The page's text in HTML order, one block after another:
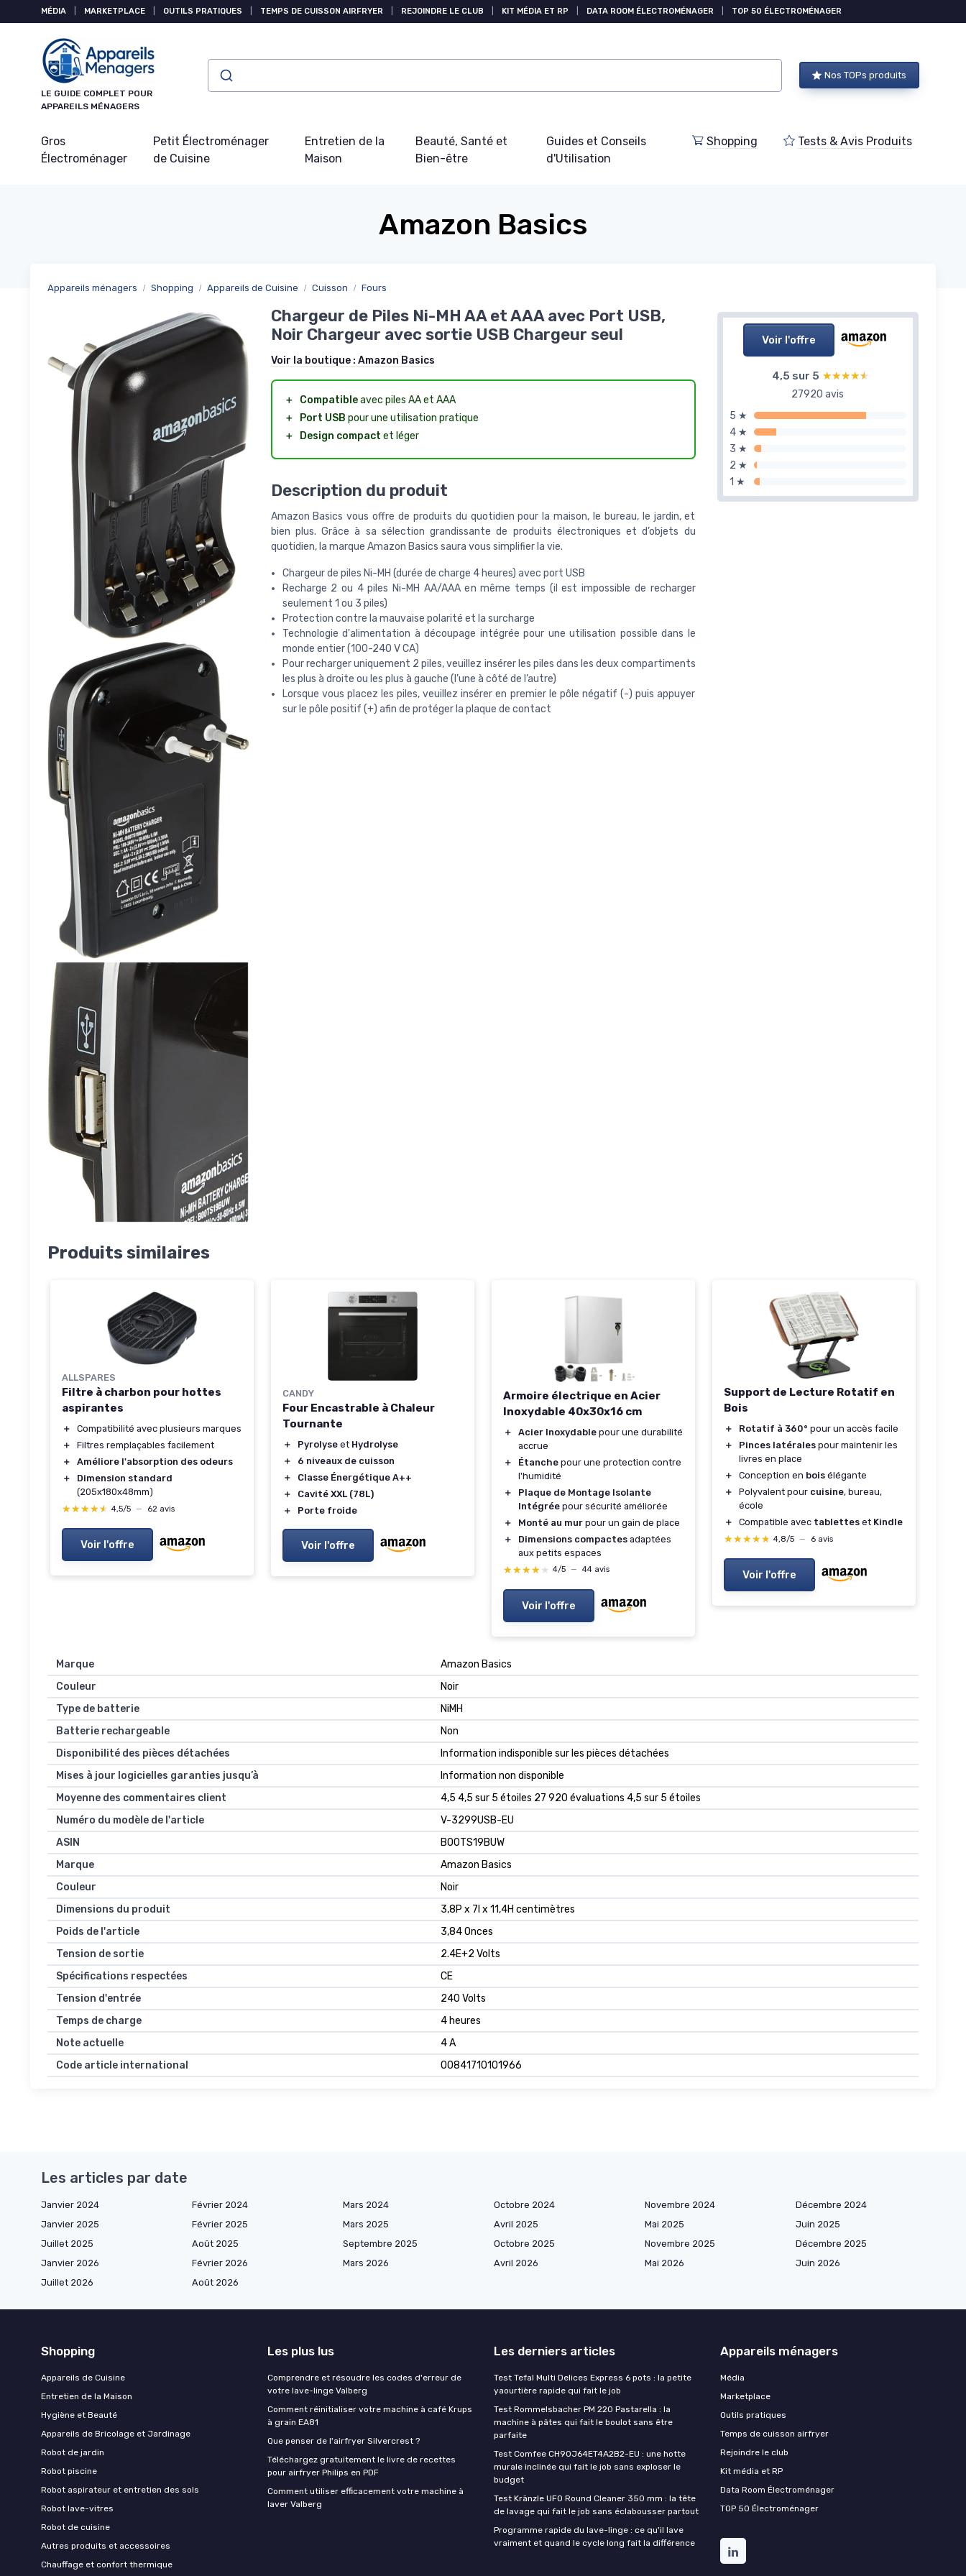
MÉDIA MARKETPLACE OUTILS PRATIQUES TEMPS DE CUISSON AIRFRYER REJOINDRE LE CLUB KIT MÉDIA ET RP DATA ROOM ÉLECTROMÉNAGER TOP 50 ÉLECTROMÉNAGER
LE GUIDE COMPLET POUR
APPAREILS MÉNAGERS
Nos TOPs produits
Gros
Électroménager
Petit Électroménager
de Cuisine
Entretien de la
Maison
Beauté, Santé et
Bien-être
Guides et Conseils
d'Utilisation
Shopping Tests & Avis Produits
Amazon Basics
Appareils ménagers Shopping Appareils de Cuisine Cuisson Fours
Voir l'offre
4,5 sur 5 ★★★★★
★★★★★
27920 avis
5 ★
4 ★
3 ★
2 ★
1 ★
Chargeur de Piles Ni-MH AA et AAA avec Port USB,
Noir Chargeur avec sortie USB Chargeur seul
Voir la boutique : Amazon Basics
＋ Compatibleavec piles AA et AAA
＋
Port USB pour une utilisation pratique
＋
Design compact et léger
Description du produit
Amazon Basics vous offre de produits du quotidien pour la maison, le bureau, le jardin, et
bien plus. Grâce à sa sélection grandissante de produits électroniques et d’objets du
quotidien, la marque Amazon Basics saura vous simplifier la vie.
Chargeur de piles Ni-MH (durée de charge 4 heures) avec port USB
Recharge 2 ou 4 piles Ni-MH AA/AAA en même temps (il est impossible de recharger
seulement 1 ou 3 piles)
Protection contre la mauvaise polarité et la surcharge
Technologie d'alimentation à découpage intégrée pour une utilisation possible dans le
monde entier (100-240 V CA)
Pour recharger uniquement 2 piles, veuillez insérer les piles dans les deux compartiments
les plus à droite ou les plus à gauche (l’une à côté de l’autre)
Lorsque vous placez les piles, veuillez insérer en premier le pôle négatif (-) puis appuyer
sur le pôle positif (+) afin de protéger la plaque de contact
Produits similaires
ALLSPARES
Filtre à charbon pour hottes
aspirantes
＋
Compatibilité avec plusieurs marques
＋
Filtres remplaçables facilement
＋
Améliore l'absorption des odeurs
＋
Dimension standard
(205x180x48mm)
★★★★★
★★★★★ 4,5/5 — 62 avis
Voir l'offre
CANDY
Four Encastrable à Chaleur
Tournante
＋ Pyrolyse et Hydrolyse
＋
6 niveaux de cuisson
＋
Classe Énergétique A++
＋
Cavité XXL (78L)
＋
Porte froide
Voir l'offre
Armoire électrique en Acier
Inoxydable 40x30x16 cm
＋ Acier Inoxydable pour une durabilité
accrue
＋
Étanche pour une protection contre
l'humidité
＋
Plaque de Montage Isolante
Intégrée pour sécurité améliorée
＋
Monté au mur pour un gain de place
＋
Dimensions compactes adaptées
aux petits espaces
★★★★★
★★★★★ 4/5 — 44 avis
Voir l'offre
Support de Lecture Rotatif en
Bois
＋ Rotatif à 360° pour un accès facile
＋
Pinces latérales pour maintenir les
livres en place
＋
Conception en bois élégante
＋
Polyvalent pour cuisine, bureau,
école
＋
Compatible avec tablettes et Kindle
★★★★★
★★★★★ 4,8/5 — 6 avis
Voir l'offre
Marque
‎Amazon Basics
Couleur
‎Noir
Type de batterie
‎NiMH
Batterie rechargeable
‎Non
Disponibilité des pièces détachées
‎Information indisponible sur les pièces détachées
Mises à jour logicielles garanties jusqu’à
‎Information non disponible
Moyenne des commentaires client
4,5 4,5 sur 5 étoiles 27 920 évaluations 4,5 sur 5 étoiles
Numéro du modèle de l'article
V-3299USB-EU
ASIN
B00TS19BUW
Marque
Amazon Basics
Couleur
Noir
Dimensions du produit
3,8P x 7l x 11,4H centimètres
Poids de l'article
3,84 Onces
Tension de sortie
2.4E+2 Volts
Spécifications respectées
CE
Tension d'entrée
240 Volts
Temps de charge
4 heures
Note actuelle
4 A
Code article international
00841710101966
Les articles par date
Janvier 2024 Février 2024 Mars 2024 Octobre 2024 Novembre 2024
Décembre 2024
Janvier 2025
Février 2025 Mars 2025 Avril 2025 Mai 2025
Juin 2025
Juillet 2025
Août 2025 Septembre 2025 Octobre 2025 Novembre 2025
Décembre 2025
Janvier 2026
Février 2026 Mars 2026 Avril 2026 Mai 2026
Juin 2026
Juillet 2026
Août 2026
Shopping
Appareils de Cuisine
Entretien de la Maison
Hygiène et Beauté
Appareils de Bricolage et Jardinage
Robot de jardin
Robot piscine
Robot aspirateur et entretien des sols
Robot lave-vitres
Robot de cuisine
Autres produits et accessoires
Chauffage et confort thermique
Les plus lus
Comprendre et résoudre les codes d'erreur de
votre lave-linge Valberg
Comment réinitialiser votre machine à café Krups
à grain EA81
Que penser de l'airfryer Silvercrest ?
Téléchargez gratuitement le livre de recettes
pour airfryer Philips en PDF
Comment utiliser efficacement votre machine à
laver Valberg
Les derniers articles
Test Tefal Multi Delices Express 6 pots : la petite
yaourtière rapide qui fait le job
Test Rommelsbacher PM 220 Pastarella : la
machine à pâtes qui fait le boulot sans être
parfaite
Test Comfee CH90J64ET4A2B2-EU : une hotte
murale inclinée qui fait le job sans exploser le
budget
Test Kränzle UFO Round Cleaner 350 mm : la tête
de lavage qui fait le job sans éclabousser partout
Programme rapide du lave-linge : ce qu'il lave
vraiment et quand le cycle long fait la différence
Appareils ménagers
Média
Marketplace
Outils pratiques
Temps de cuisson airfryer
Rejoindre le club
Kit média et RP
Data Room Électroménager
TOP 50 Électroménager
Panneau de gestion des cookies